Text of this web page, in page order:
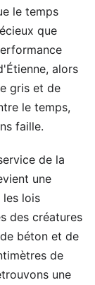
le temps
que
alors
gris et de
le temps,
faille.
de la
une
lois
des créatures
béton et de
de
une